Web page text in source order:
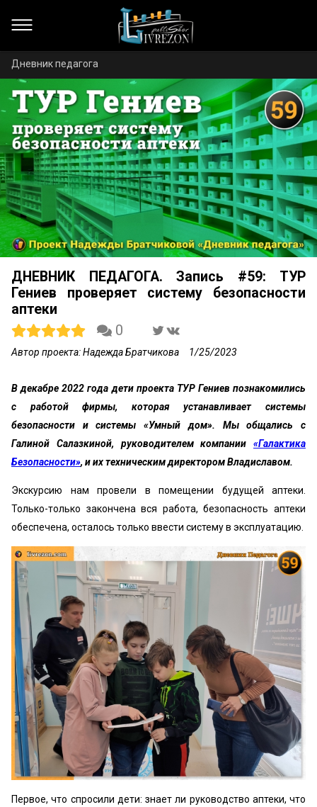
Дневник педагога
ДНЕВНИК ПЕДАГОГА. Запись #59: ТУР
Гениев проверяет систему безопасности
аптеки
0
Автор проекта: Надежда Братчикова 1/25/2023
В декабре 2022 года дети проекта ТУР Гениев познакомились
с работой фирмы, которая устанавливает системы
безопасности и системы «Умный дом». Мы общались с
Галиной Салазкиной, руководителем
компании «Галактика
Безопасности», и их техническим директором Владиславом.
Экскурсию нам провели в помещении будущей аптеки.
Только-только закончена вся работа, безопасность аптеки
обеспечена, осталось только ввести систему в эксплуатацию.
Первое, что спросили дети: знает ли руководство аптеки, что